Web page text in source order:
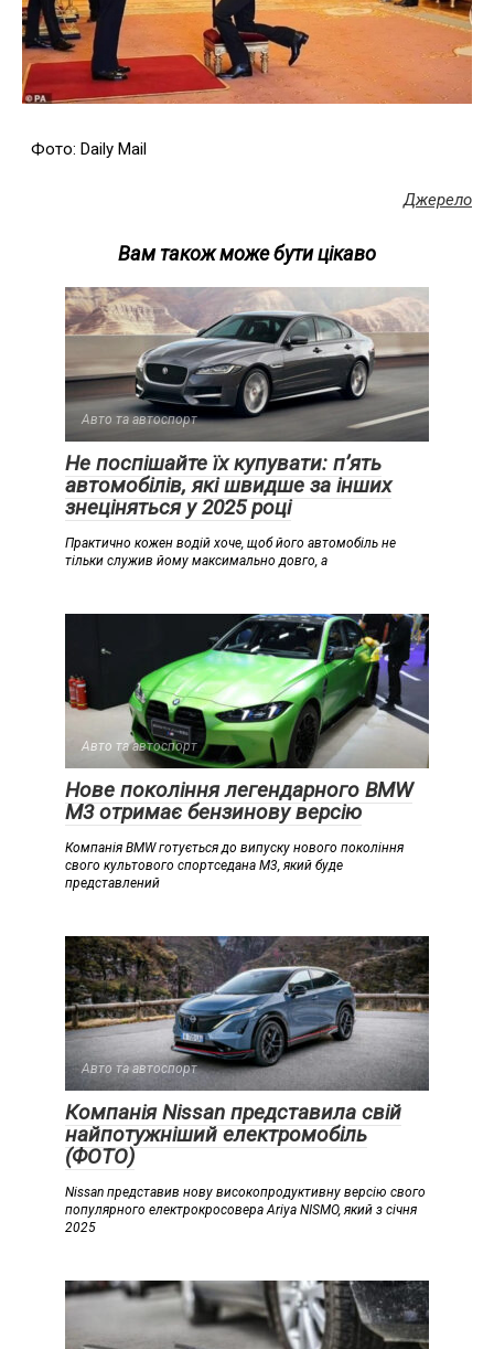
Фото: Daily Mail
Джерело
Вам також може бути цікаво
Авто та автоспорт
Не поспішайте їх купувати: п’ять
автомобілів, які швидше за інших
знеціняться у 2025 році
Практично кожен водій хоче, щоб його автомобіль не
тільки служив йому максимально довго, а
Авто та автоспорт
Нове покоління легендарного BMW
M3 отримає бензинову версію
Компанія BMW готується до випуску нового покоління
свого культового спортседана M3, який буде
представлений
Авто та автоспорт
Компанія Nissan представила свій
найпотужніший електромобіль
(ФОТО)
Nissan представив нову високопродуктивну версію свого
популярного електрокросовера Ariya NISMO, який з січня
2025